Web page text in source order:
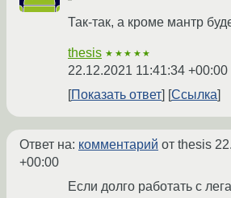
Так-так, а кроме мантр
thesis ★★★★★
22.12.2021 11:41:34 +00:00
Показать ответ
Ссылка
Ответ на: комментарий от thesis
+00:00
Если долго работать с